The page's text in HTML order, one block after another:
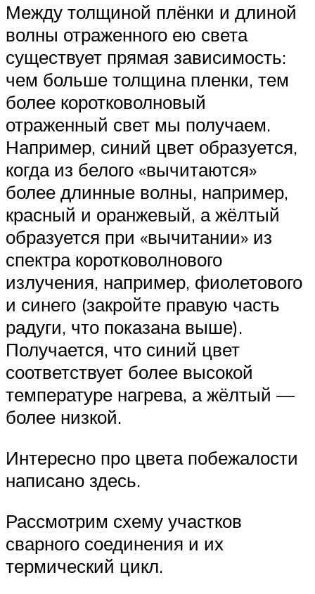
Между толщиной плёнки и длиной
волны отраженного ею света
существует прямая зависимость:
чем больше толщина пленки, тем
более коротковолновый
отраженный свет мы получаем.
Например, синий цвет образуется,
когда из белого «вычитаются»
более длинные волны, например,
красный и оранжевый, а жёлтый
образуется при «вычитании» из
спектра коротковолнового
излучения, например, фиолетового
и синего (закройте правую часть
радуги, что показана выше).
Получается, что синий цвет
соответствует более высокой
температуре нагрева, а жёлтый —
более низкой.
Интересно про цвета побежалости
написано здесь.
Рассмотрим схему участков
сварного соединения и их
термический цикл.